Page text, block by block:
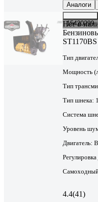
Аналоги
15420299
Нет в
ST1170BS
Тип
Мощность
Тип
Тип шнека:
Система
Уровень
Двигатель:
4.4(41)